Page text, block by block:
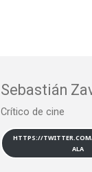
Sebastián
Crítico de cine
HTTPS://
ALA